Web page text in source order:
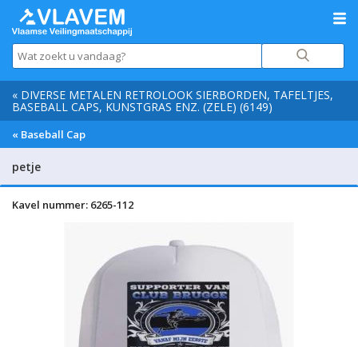
« DIVERSE METALEN RETROLOOK SIERBORDEN, TAFELTJES,
BASEBALL CAPS, KUNSTGRAS ENZ. (ZELE) (6149)
« Baseball Cap
petje
Kavel nummer: 6265-112